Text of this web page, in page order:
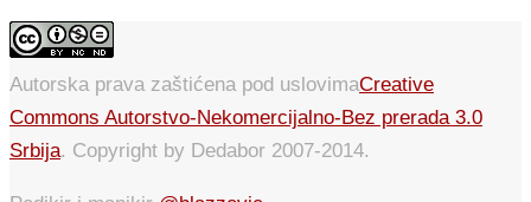
Autorska prava zaštićena pod uslovimaCreative
Commons Autorstvo-Nekomercijalno-Bez prerada 3.0
Srbija. Copyright by Dedabor 2007-2014.